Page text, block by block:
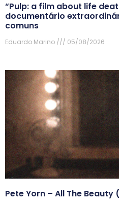
“Pulp: a film about life
documentário
comuns
Eduardo Marino 05/08/2026
Pete Yorn – All The Beauty